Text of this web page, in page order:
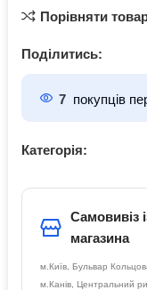
Порівняти
Поділитись:
7 покупців
Категорія:
Самовивіз
магазина
м.Київ, Бульвар
м.Канів, Центральний